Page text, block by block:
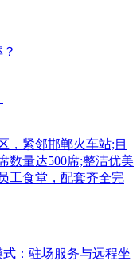
，紧邻邯郸火车站;目
数量达500席;整洁优美
工食堂，配套齐全完
：驻场服务与远程坐